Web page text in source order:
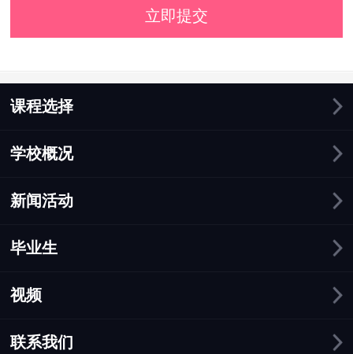
立即提交
课程选择
学校概况
新闻活动
毕业生
视频
联系我们